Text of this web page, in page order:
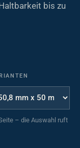
bis zu
– die Auswahl ruft